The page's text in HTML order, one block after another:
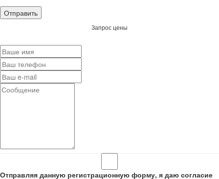
Запрос цены
Отправляя данную регистрационную форму, я даю согласие